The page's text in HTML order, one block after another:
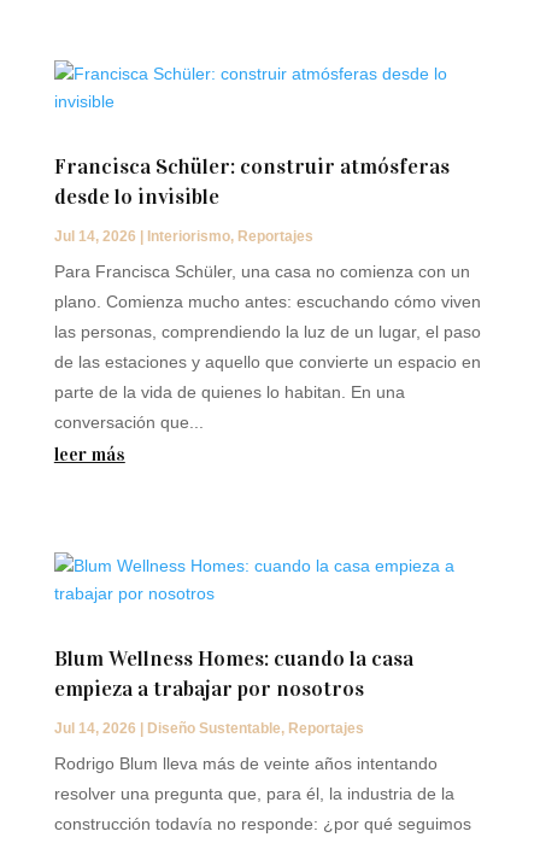
Francisca Schüler: construir atmósferas
desde lo invisible
Jul 14, 2026 Interiorismo, Reportajes
Para Francisca Schüler, una casa no comienza con un
plano. Comienza mucho antes: escuchando cómo viven
las personas, comprendiendo la luz de un lugar, el paso
de las estaciones y aquello que convierte un espacio en
parte de la vida de quienes lo habitan. En una
conversación que...
leer más
Blum Wellness Homes: cuando la casa
empieza a trabajar por nosotros
Jul 14, 2026 Diseño Sustentable, Reportajes
Rodrigo Blum lleva más de veinte años intentando
resolver una pregunta que, para él, la industria de la
construcción todavía no responde: ¿por qué seguimos